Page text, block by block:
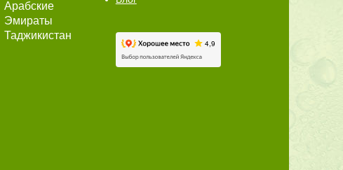
Арабские
Эмираты
Таджикистан